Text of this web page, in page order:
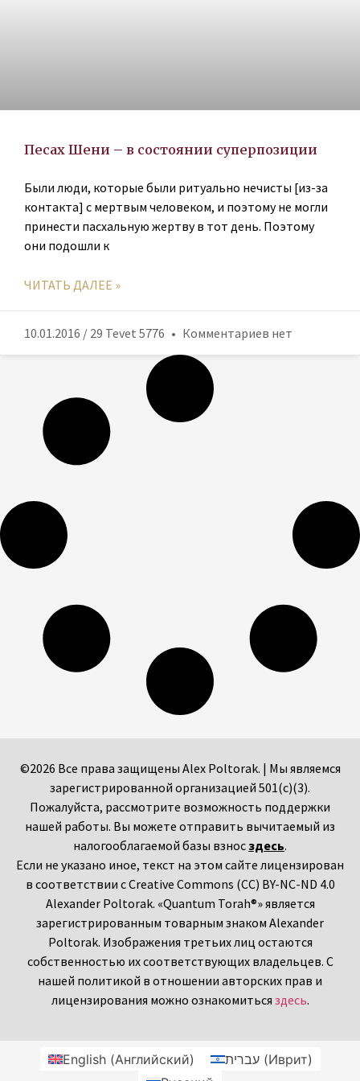
Песах Шени – в состоянии суперпозиции
Были люди, которые были ритуально нечисты [из-за
контакта] с мертвым человеком, и поэтому не могли
принести пасхальную жертву в тот день. Поэтому
они подошли к
ЧИТАТЬ ДАЛЕЕ »
10.01.2016 / 29 Tevet 5776 Комментариев нет
©2026 Все права защищены Alex Poltorak. | Мы являемся
зарегистрированной организацией 501(c)(3).
Пожалуйста, рассмотрите возможность поддержки
нашей работы. Вы можете отправить вычитаемый из
налогооблагаемой базы взнос здесь.
Если не указано иное, текст на этом сайте лицензирован
в соответствии с Creative Commons (CC) BY-NC-ND 4.0
Alexander Poltorak. «Quantum Torah®» является
зарегистрированным товарным знаком Alexander
Poltorak. Изображения третьих лиц остаются
собственностью их соответствующих владельцев. С
нашей политикой в отношении авторских прав и
лицензирования можно ознакомиться здесь.
English(Английский) עברית(Иврит)